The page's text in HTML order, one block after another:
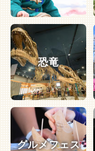
恐竜
グルメフェス